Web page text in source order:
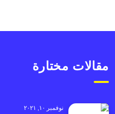
مقالات مختارة
نوفمبر ١٠, ٢٠٢١